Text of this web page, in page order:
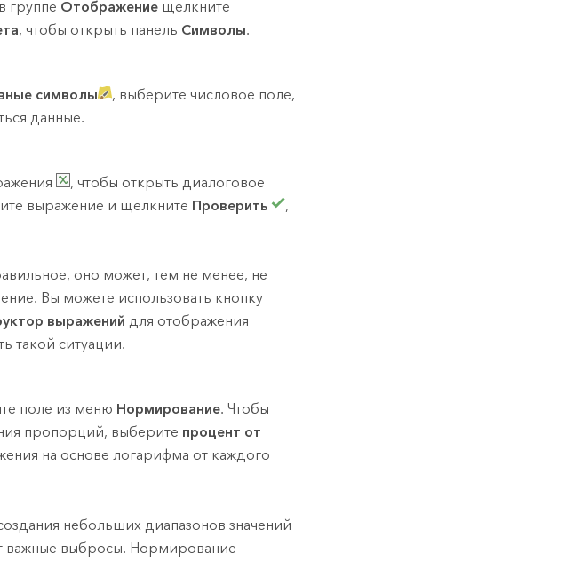
в группе Отображение щелкните
, чтобы открыть панель Символы.
символы
, выберите числовое поле,
данные.
, чтобы открыть диалоговое
выражение и щелкните Проверить
,
оно может, тем не менее, не
Вы можете использовать кнопку
выражений для отображения
такой ситуации.
поле из меню Нормирование. Чтобы
пропорций, выберите процент от
на основе логарифма от каждого
небольших диапазонов значений
важные выбросы. Нормирование